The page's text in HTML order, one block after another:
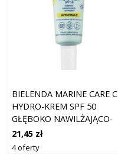
BIELENDA MARINE CARE C
HYDRO-KREM SPF 50
GŁĘBOKO NAWILŻAJĄCO-
OCHRONNY 40 ML
21,45 zł
4 oferty